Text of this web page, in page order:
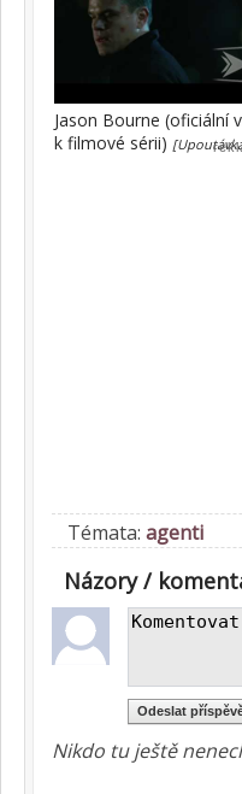
Jason Bourne (oficiální
k filmové sérii)
Témata: agenti
Názory /
Nikdo tu ještě